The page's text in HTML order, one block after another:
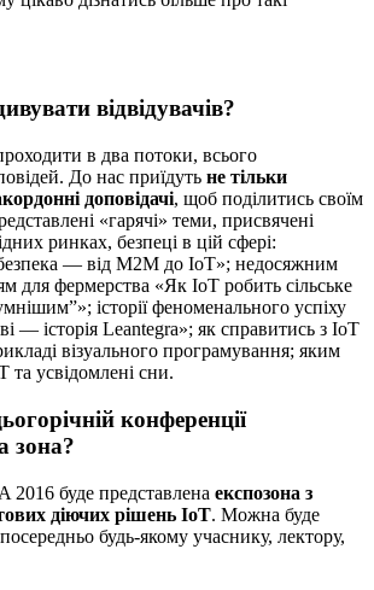
відвідувачів?
в два потоки, всього
До нас приїдуть не тільки
доповідачі, щоб поділитись своїм
«гарячі» теми, присвячені
ринках, безпеці в цій сфері:
безпека — від М2М до IoT»; недосяжним
для фермерства «Як IoT робить сільське
історії феноменального успіху
— історія Leantegra»; як справитись з ІоТ
візуального програмування; яким
та усвідомлені сни.
конференції
зона?
буде представлена експозона з
діючих рішень ІоТ. Можна буде
будь-якому учаснику, лектору,